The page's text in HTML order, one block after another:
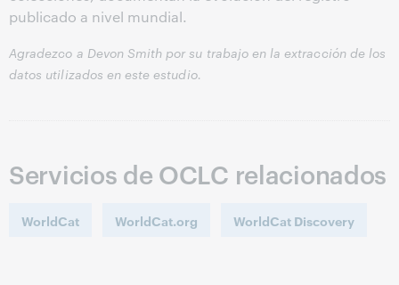
publicado a nivel mundial.
Agradezco a Devon Smith por su trabajo en la extracción de los
datos utilizados en este estudio.
Servicios de OCLC relacionados
WorldCat WorldCat.org WorldCat Discovery